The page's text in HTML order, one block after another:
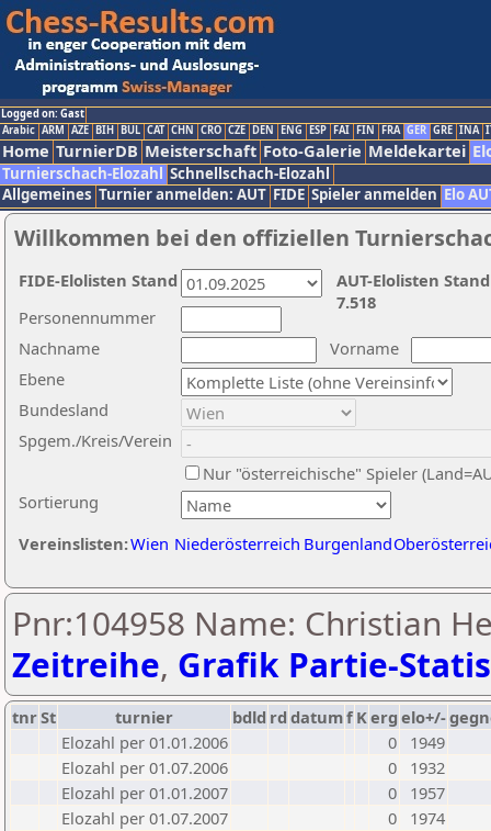
Logged on: Gast
Arabic ARM AZE BIH BUL CAT CHN CRO CZE DEN ENG ESP FAI FIN FRA GER GRE INA
Home TurnierDB Meisterschaft Foto-Galerie Meldekartei
Turnierschach-Elozahl Schnellschach-Elozahl
Allgemeines Turnier anmelden: AUT FIDE Spieler anmelden Elo
Willkommen bei den offiziellen
Nachname
Vorname
Ebene
Sortierung
Personennummer
Bundesland
Spgem./Kreis/Verein
Nur "österreichische" Spieler
Vereinslisten:Wien Niederösterreich Burgenland
AUT-Elolisten
7.518
FIDE-Elolisten Stand
Pnr:104958 Name: Christian
Zeitreihe, Grafik Partie-
tnrSt turnier bdld rd datumf Kerg elo+/-
Elozahl per 01.01.2006
0
1949
Elozahl per 01.07.2006
0
1932
Elozahl per 01.01.2007
0
1957
Elozahl per 01.07.2007
0
1974